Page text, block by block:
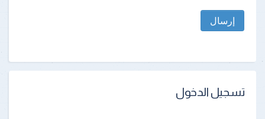
إرسال
تسجيل الدخول